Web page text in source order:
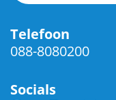
Telefoon
088-8080200
Socials